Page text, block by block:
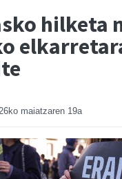
hilketa
maiatzaren 19a